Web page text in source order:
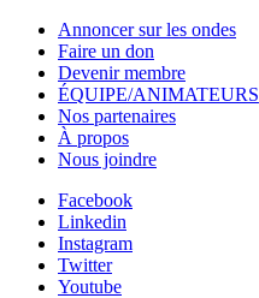
Annoncer sur les ondes
Faire un don
Devenir membre
ÉQUIPE/ANIMATEURS
Nos partenaires
À propos
Nous joindre
Facebook
Linkedin
Instagram
Twitter
Youtube